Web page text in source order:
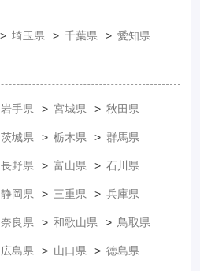
埼玉県 千葉県 愛知県
岩手県 宮城県 秋田県
茨城県 栃木県 群馬県
長野県 富山県 石川県
静岡県 三重県 兵庫県
奈良県 和歌山県 鳥取県
広島県 山口県 徳島県